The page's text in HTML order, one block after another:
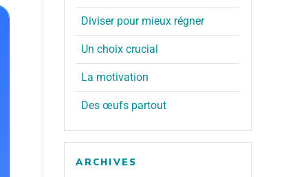
Diviser pour mieux régner
Un choix crucial
La motivation
Des œufs partout
ARCHIVES